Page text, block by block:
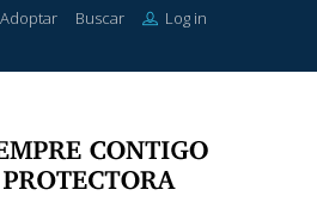
Adoptar Buscar Log in